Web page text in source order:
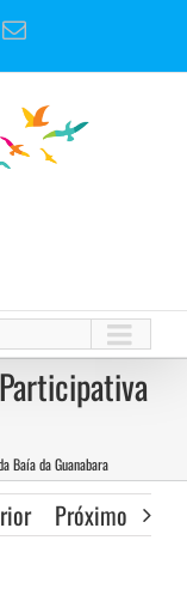
E-
Baía da Guanabara
Próximo